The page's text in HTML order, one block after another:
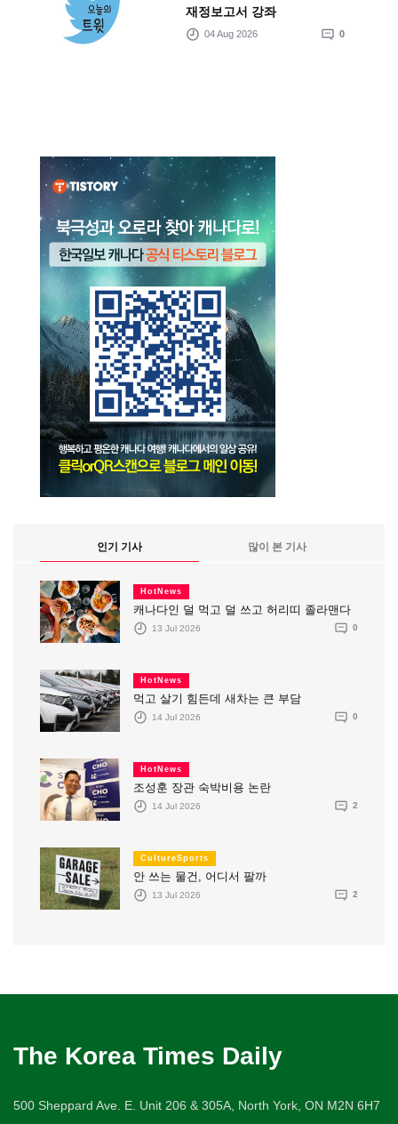
재정보고서 강좌
04 Aug 2026 0
인기 기사 많이 본 기사
HotNews
캐나다인 덜 먹고 덜 쓰고 허리띠 졸라맨다
13 Jul 2026 0
HotNews
먹고 살기 힘든데 새차는 큰 부담
14 Jul 2026 0
HotNews
조성훈 장관 숙박비용 논란
14 Jul 2026 2
CultureSports
안 쓰는 물건, 어디서 팔까
13 Jul 2026 2
The Korea Times Daily
500 Sheppard Ave. E. Unit 206 & 305A, North York, ON M2N 6H7